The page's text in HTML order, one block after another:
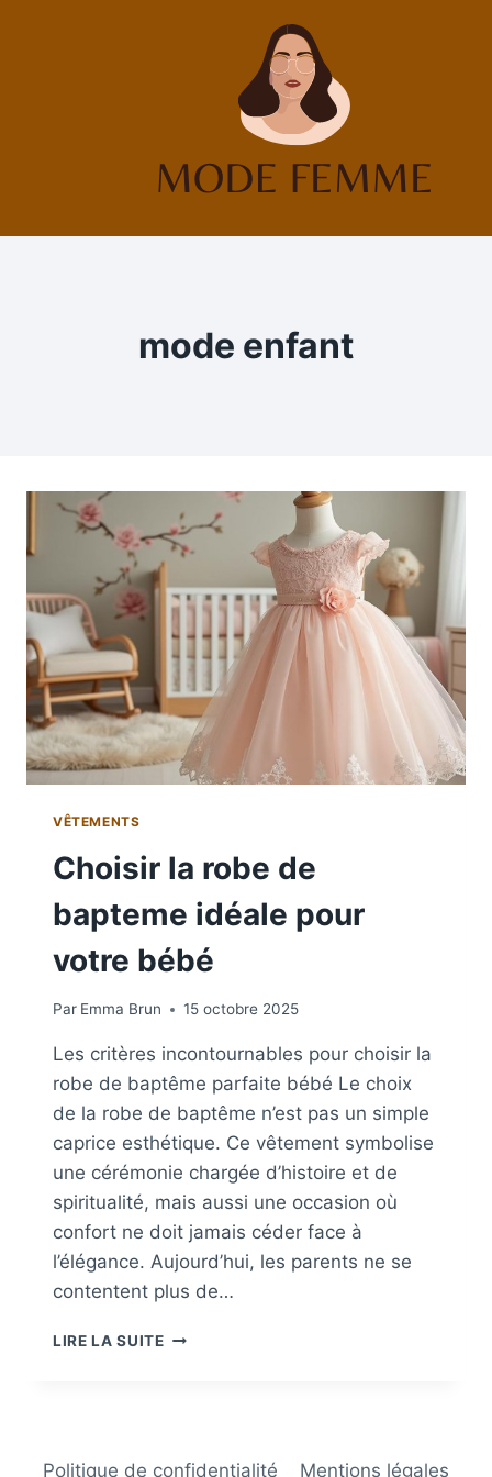
mode enfant
VÊTEMENTS
Choisir la robe de
bapteme idéale pour
votre bébé
Par Emma Brun 15 octobre 2025
Les critères incontournables pour choisir la
robe de baptême parfaite bébé Le choix
de la robe de baptême n’est pas un simple
caprice esthétique. Ce vêtement symbolise
une cérémonie chargée d’histoire et de
spiritualité, mais aussi une occasion où
confort ne doit jamais céder face à
l’élégance. Aujourd’hui, les parents ne se
contentent plus de…
LIRE LA SUITECHOISIR
Politique de confidentialité Mentions légales